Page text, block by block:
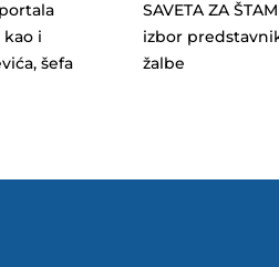
kao i
šefa
SAVETA ZA
izbor
žalbe